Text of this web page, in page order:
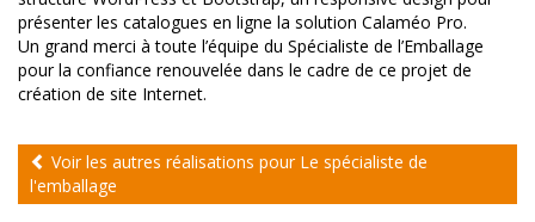
présenter les catalogues en ligne la solution Calaméo Pro.
Un grand merci à toute l’équipe du Spécialiste de l’Emballage
pour la confiance renouvelée dans le cadre de ce projet de
création de site Internet.
Voir les autres réalisations pour Le spécialiste de
l'emballage